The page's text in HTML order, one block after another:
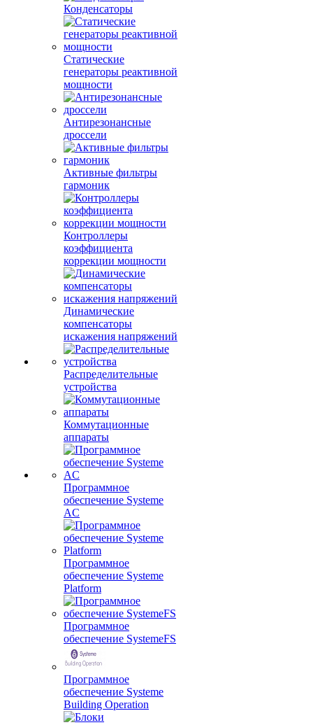
Конденсаторы
Статические
генераторы реактивной
мощности
Антирезонансные
дроссели
Активные фильтры
гармоник
Контроллеры
коэффициента
коррекции мощности
Динамические
компенсаторы
искажения напряжений
Распределительные
устройства
Коммутационные
аппараты
Программное
обеспечение Systeme
AC
Программное
обеспечение Systeme
Platform
Программное
обеспечение SystemeFS
Программное
обеспечение Systeme
Building Operation